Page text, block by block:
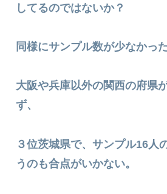
してるのではないか？
同様にサンプル数が少なかっ
大阪や兵庫以外の関西の府県
ず、
３位茨城県で、サンプル16人
うのも合点がいかない。